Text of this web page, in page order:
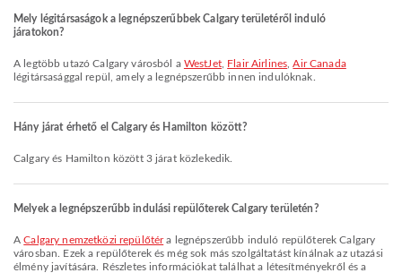
Mely légitársaságok a legnépszerűbbek Calgary területéről induló
járatokon?
A legtöbb utazó Calgary városból a WestJet, Flair Airlines ,Air Canada
légitársasággal repül, amely a legnépszerűbb innen indulóknak.
Hány járat érhető el Calgary és Hamilton között?
Calgary és Hamilton között 3 járat közlekedik.
Melyek a legnépszerűbb indulási repülőterek Calgary területén?
ACalgary nemzetközi repülőtéra legnépszerűbb induló repülőterek Calgary
városban. Ezek a repülőterek és még sok más szolgáltatást kínálnak az utazási
élmény javítására. Részletes információkat találhat a létesítményekről és a